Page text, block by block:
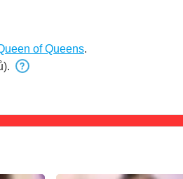
of Queens.